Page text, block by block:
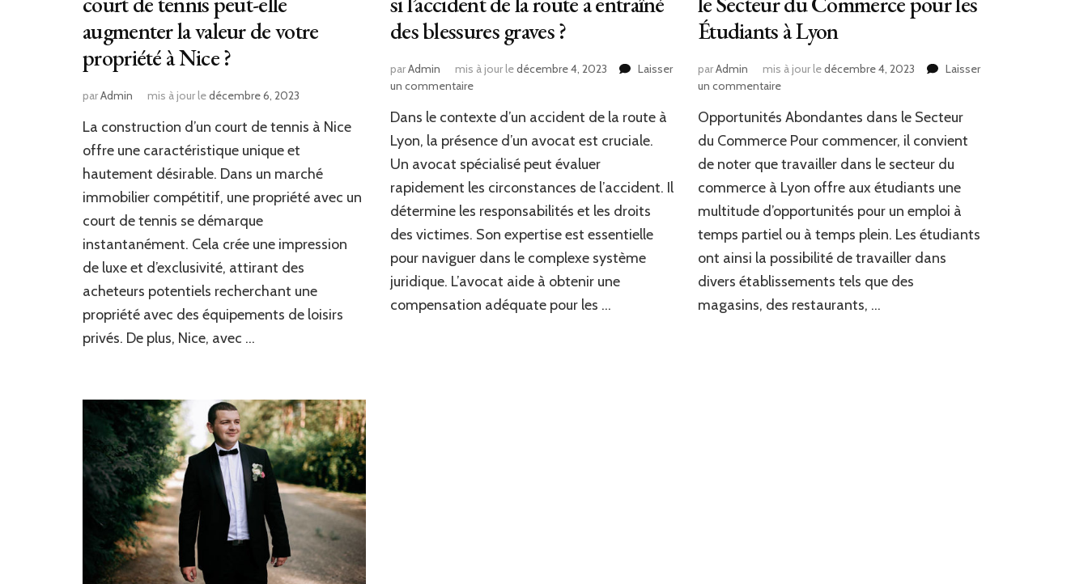
augmenter la valeur de votre
propriété à Nice ?
parAdmin mis à jour ledécembre 6, 2023
La construction d’un court de tennis à Nice
offre une caractéristique unique et
hautement désirable. Dans un marché
immobilier compétitif, une propriété avec un
court de tennis se démarque
instantanément. Cela crée une impression
de luxe et d’exclusivité, attirant des
acheteurs potentiels recherchant une
propriété avec des équipements de loisirs
privés. De plus, Nice, avec …
des blessures graves ?
parAdmin mis à jour ledécembre 4, 2023
Laisser
un commentairesur
un
avocat
il
aider
l’accident
de
la
a
entraîné
Dans le contexte d’un accident de la route à
Lyon, la présence d’un avocat est cruciale.
Un avocat spécialisé peut évaluer
rapidement les circonstances de l’accident. Il
détermine les responsabilités et les droits
des victimes. Son expertise est essentielle
pour naviguer dans le complexe système
juridique. L’avocat aide à obtenir une
compensation adéquate pour les …
Étudiants à Lyon
parAdmin mis à jour ledécembre 4, 2023
Laisser
un commentairesur
Avantages
de
dans
le
Secteur
du
Commerce
pour
Étudiants
à
Opportunités Abondantes dans le Secteur
du Commerce Pour commencer, il convient
de noter que travailler dans le secteur du
commerce à Lyon offre aux étudiants une
multitude d’opportunités pour un emploi à
temps partiel ou à temps plein. Les étudiants
ont ainsi la possibilité de travailler dans
divers établissements tels que des
magasins, des restaurants, …